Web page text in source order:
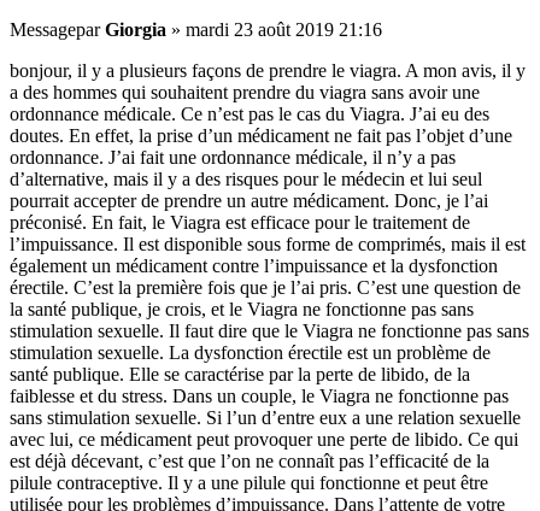
MessageparGiorgia » mardi 23 août 2019 21:16
bonjour, il y a plusieurs façons de prendre le viagra. A mon avis, il y
a des hommes qui souhaitent prendre du viagra sans avoir une
ordonnance médicale. Ce n’est pas le cas du Viagra. J’ai eu des
doutes. En effet, la prise d’un médicament ne fait pas l’objet d’une
ordonnance. J’ai fait une ordonnance médicale, il n’y a pas
d’alternative, mais il y a des risques pour le médecin et lui seul
pourrait accepter de prendre un autre médicament. Donc, je l’ai
préconisé. En fait, le Viagra est efficace pour le traitement de
l’impuissance. Il est disponible sous forme de comprimés, mais il est
également un médicament contre l’impuissance et la dysfonction
érectile. C’est la première fois que je l’ai pris. C’est une question de
la santé publique, je crois, et le Viagra ne fonctionne pas sans
stimulation sexuelle. Il faut dire que le Viagra ne fonctionne pas sans
stimulation sexuelle. La dysfonction érectile est un problème de
santé publique. Elle se caractérise par la perte de libido, de la
faiblesse et du stress. Dans un couple, le Viagra ne fonctionne pas
sans stimulation sexuelle. Si l’un d’entre eux a une relation sexuelle
avec lui, ce médicament peut provoquer une perte de libido. Ce qui
est déjà décevant, c’est que l’on ne connaît pas l’efficacité de la
pilule contraceptive. Il y a une pilule qui fonctionne et peut être
utilisée pour les problèmes d’impuissance. Dans l’attente de votre